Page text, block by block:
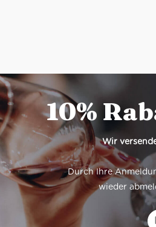
10%
Wir
Durch Ihre
wieder